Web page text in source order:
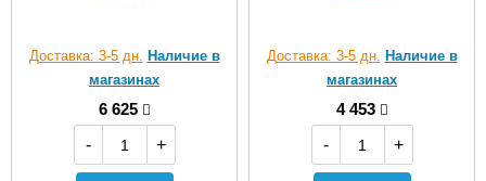
Доставка: 3-5 дн. Наличие в
магазинах
6 625
-
+
Доставка: 3-5 дн. Наличие в
магазинах
4 453
-
+